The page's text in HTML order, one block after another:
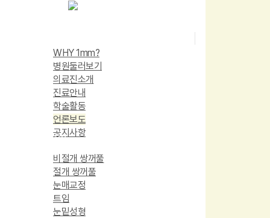
WHY 1mm?
병원둘러보기
의료진소개
진료안내
학술활동
언론보도
공지사항
눈성형
비절개 쌍꺼풀
절개 쌍꺼풀
눈매교정
트임
눈밑성형